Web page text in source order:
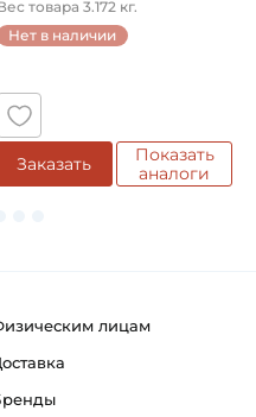
:
смазки
...
товара 3.172 кг.
Нет в наличии
Заказать
Показать
аналоги
лицам